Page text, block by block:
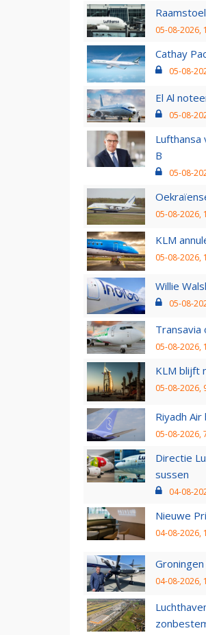
05-08-2026,
Cathay
05-08-
El Al
05-08-
Lufthansa
B
05-08-
05-08-2026,
KLM
05-08-2026,
Willie
05-08-
05-08-2026,
KLM blijft
05-08-2026,
Riyadh
05-08-2026,
Directie
sussen
04-08-
Nieuwe
04-08-2026,
04-08-2026,